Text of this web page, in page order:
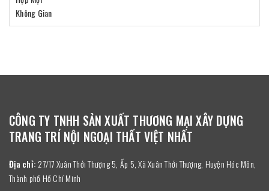
CÔNG TY TNHH SẢN XUẤT THƯƠNG MẠI XÂY DỰNG
TRANG TRÍ NỘI NGOẠI THẤT VIỆT NHẤT
Địa chỉ: 27/17 Xuân Thới Thượng 5, Ấp 5, Xã Xuân Thới Thượng, Huyện Hóc Môn,
Thành phố Hồ Chí Minh